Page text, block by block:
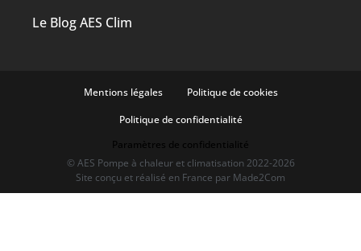
Le Blog AES Clim
Mentions légales
Politique de cookies
Politique de confidentialité
Paramètres de confidentialité
© AES Pompe à chaleur et climatisation 2022-2026
Site conçu et réalisé en France par Made2Com